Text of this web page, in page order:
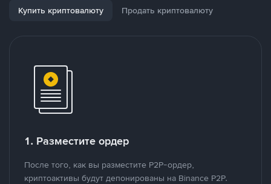
Купить криптовалюту Продать криптовалюту
1. Разместите ордер
После того, как вы разместите P2P-ордер,
криптоактивы будут депонированы на Binance P2P.